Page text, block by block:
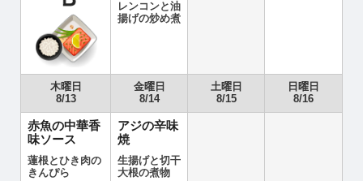
レンコンと油
揚げの炒め煮
木曜日
8/13
金曜日
8/14
土曜日
8/15
日曜日
8/16
赤魚の中華香
味ソース
蓮根とひき肉の
きんぴら
アジの辛味
焼
生揚げと切干
大根の煮物